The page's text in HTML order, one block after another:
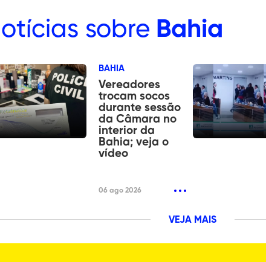
sobre Bahia
BAHIA
Vereadores
trocam socos
durante sessão
da Câmara no
interior da
Bahia; veja o
vídeo
06 ago 2026
VEJA MAIS